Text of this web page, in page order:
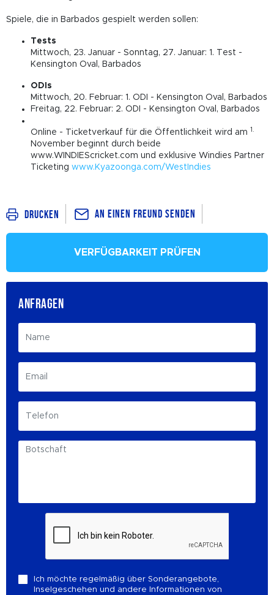
Spiele, die in Barbados gespielt werden sollen:
Tests
Mittwoch, 23. Januar - Sonntag, 27. Januar: 1. Test -
Kensington Oval, Barbados
ODIs
Mittwoch, 20. Februar: 1. ODI - Kensington Oval, Barbados
Freitag, 22. Februar: 2. ODI - Kensington Oval, Barbados
Online - Ticketverkauf für die Öffentlichkeit wird am 1.
November beginnt durch beide
www.WINDIEScricket.com und exklusive Windies Partner
Ticketing www.Kyazoonga.com/WestIndies
Drucken An einen Freund senden
VERFÜGBARKEIT PRÜFEN
ANFRAGEN
Ich möchte regelmäßig über Sonderangebote,
Inselgeschehen und andere Informationen von